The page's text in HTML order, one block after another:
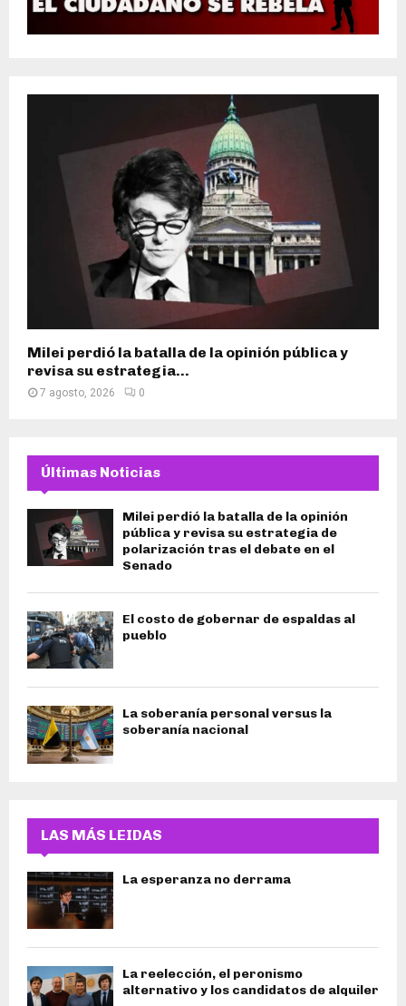
Milei perdió la batalla de la opinión pública y
revisa su estrategia...
7 agosto, 2026 0
Últimas Noticias
Milei perdió la batalla de la opinión
pública y revisa su estrategia de
polarización tras el debate en el
Senado
El costo de gobernar de espaldas al
pueblo
La soberanía personal versus la
soberanía nacional
LAS MÁS LEIDAS
La esperanza no derrama
La reelección, el peronismo
alternativo y los candidatos de alquiler